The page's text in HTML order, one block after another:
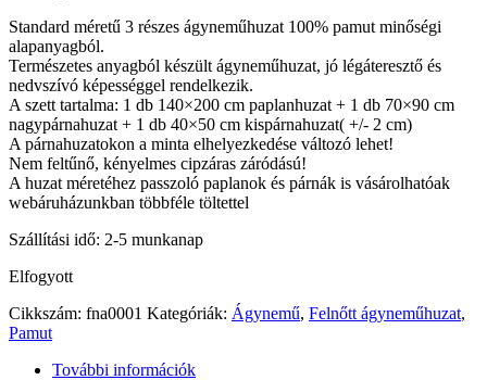
Standard méretű 3 részes ágyneműhuzat 100% pamut minőségi
alapanyagból.
Természetes anyagból készült ágyneműhuzat, jó légáteresztő és
nedvszívó képességgel rendelkezik.
A szett tartalma: 1 db 140×200 cm paplanhuzat + 1 db 70×90 cm
nagypárnahuzat + 1 db 40×50 cm kispárnahuzat( +/- 2 cm)
A párnahuzatokon a minta elhelyezkedése változó lehet!
Nem feltűnő, kényelmes cipzáras záródású!
A huzat méretéhez passzoló paplanok és párnák is vásárolhatóak
webáruházunkban többféle töltettel
Szállítási idő: 2-5 munkanap
Elfogyott
Cikkszám: fna0001 Kategóriák: Ágynemű, Felnőtt ágyneműhuzat,
Pamut
További információk